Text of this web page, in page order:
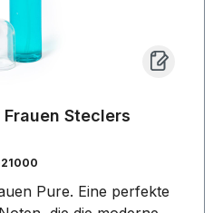
Steclers
Pure. Eine perfekte